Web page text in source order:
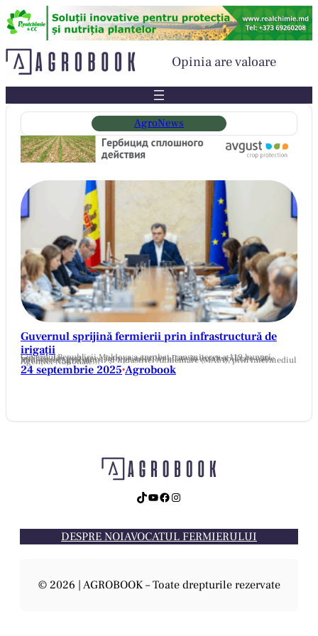
Sari
la
Opinia are valoare
AgroNews
Guvernul sprijină fermierii prin infrastructură de
irigații
Guvernul Republicii Moldova a aprobat transmiterea a 119 bunuri publice din gestiunea întreprinderilor aflate în insolvabilitate către Ministerul Agriculturii și Industriei Alimentare (MAIA), prin intermediul Agenției Naționale…
24 septembrie 2025•Agrobook
TikTok YouTube Facebook Instagram
DESPRE NOIAVOCATUL FERMIERULUI
© 2026 | AGROBOOK – Toate drepturile rezervate